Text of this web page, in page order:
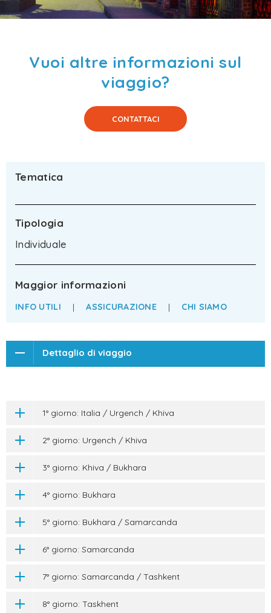
Vuoi altre informazioni sul
viaggio?
CONTATTACI
Tematica
Tipologia
Individuale
Maggior informazioni
INFO UTILI | ASSICURAZIONE | CHI SIAMO
Dettaglio di viaggio
1° giorno: Italia / Urgench / Khiva
2° giorno: Urgench / Khiva
3° giorno: Khiva / Bukhara
4° giorno: Bukhara
5° giorno: Bukhara / Samarcanda
6° giorno: Samarcanda
7° giorno: Samarcanda / Tashkent
8° giorno: Taskhent